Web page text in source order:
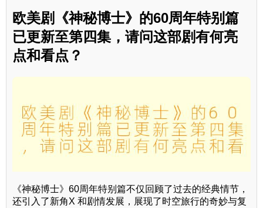
欧美剧《神秘博士》的60周年特别篇
已更新至第四集，请问这部剧有何亮
点和看点？
《神秘博士》60周年特别篇不仅回顾了过去的经典情节，
还引入了新角X 和剧情发展，展现了时空旅行的奇妙与复